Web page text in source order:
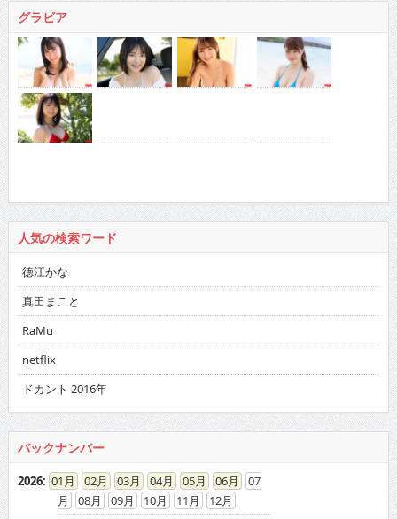
グラビア
人気の検索ワード
徳江かな
真田まこと
RaMu
netflix
ドカント 2016年
バックナンバー
2026: 01 02 03 04 05 06
07
08
09 10 11 12